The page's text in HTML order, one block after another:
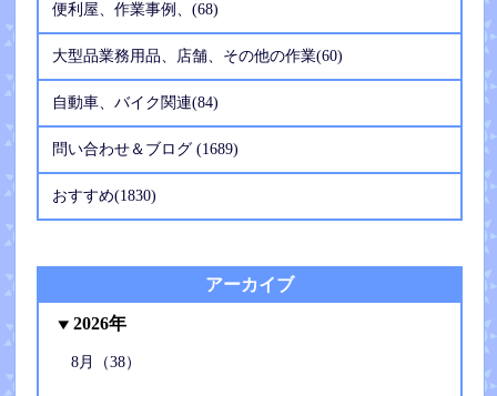
便利屋、作業事例、(68)
大型品業務用品、店舗、その他の作業(60)
自動車、バイク関連(84)
問い合わせ＆ブログ (1689)
おすすめ(1830)
アーカイブ
2026年
8月（38）